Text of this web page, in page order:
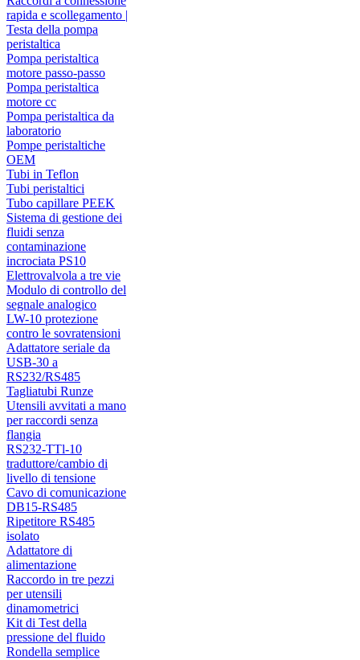
rapida e scollegamento |
Testa della pompa
peristaltica
Pompa peristaltica
motore passo-passo
Pompa peristaltica
motore cc
Pompa peristaltica da
laboratorio
Pompe peristaltiche
OEM
Tubi in Teflon
Tubi peristaltici
Tubo capillare PEEK
Sistema di gestione dei
fluidi senza
contaminazione
incrociata PS10
Elettrovalvola a tre vie
Modulo di controllo del
segnale analogico
LW-10 protezione
contro le sovratensioni
Adattatore seriale da
USB-30 a
RS232/RS485
Tagliatubi Runze
Utensili avvitati a mano
per raccordi senza
flangia
RS232-TTl-10
traduttore/cambio di
livello di tensione
Cavo di comunicazione
DB15-RS485
Ripetitore RS485
isolato
Adattatore di
alimentazione
Raccordo in tre pezzi
per utensili
dinamometrici
Kit di Test della
pressione del fluido
Rondella semplice